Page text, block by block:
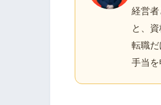
経営
と、
転職
手当を